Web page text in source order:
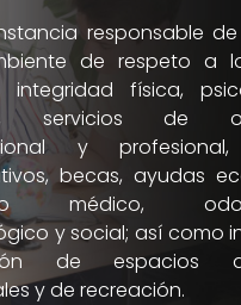
responsable
de respeto a
integridad física,
servicios de
y
becas, ayudas
médico,
y social; así como
de espacios
y de recreación.